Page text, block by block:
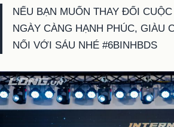
NẾU BẠN MUỐN THAY ĐỔI
NGÀY CÀNG HẠNH PHÚC, GIÀU
NỐI VỚI SÁU NHÉ #6BINHBDS